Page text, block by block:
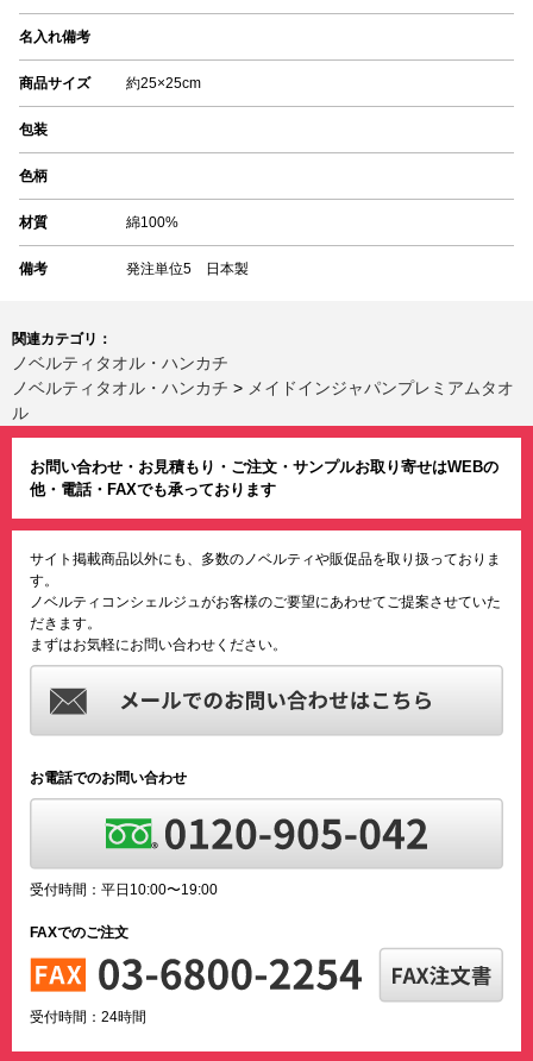
名入れ備考
商品サイズ 約25×25cm
包装
色柄
材質 綿100%
備考 発注単位5 日本製
関連カテゴリ：
ノベルティタオル・ハンカチ
ノベルティタオル・ハンカチ > メイドインジャパンプレミアムタオ
ル
お問い合わせ・お見積もり・ご注文・サンプルお取り寄せはWEBの
他・電話・FAXでも承っております
サイト掲載商品以外にも、多数のノベルティや販促品を取り扱っておりま
す。
ノベルティコンシェルジュがお客様のご要望にあわせてご提案させていた
だきます。
まずはお気軽にお問い合わせください。
お電話でのお問い合わせ
受付時間：平日10:00〜19:00
FAXでのご注文
受付時間：24時間